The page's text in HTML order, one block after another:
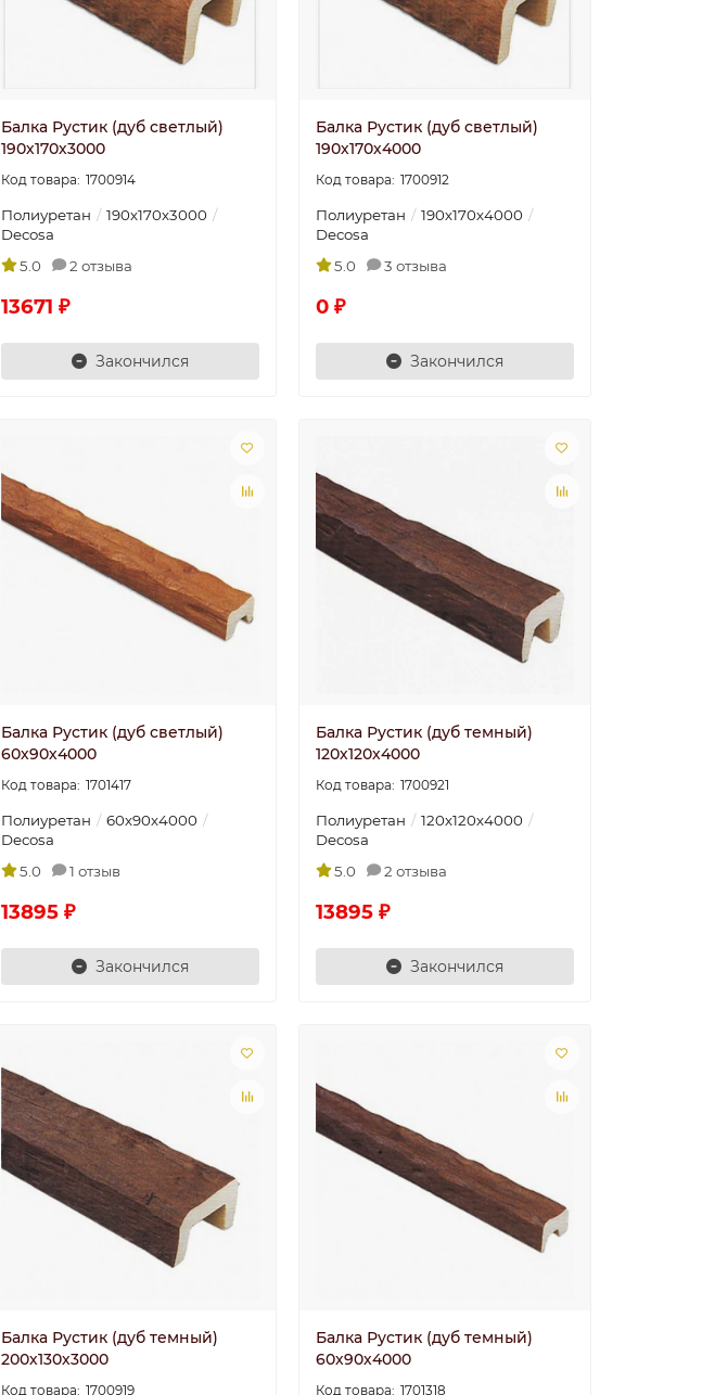
Балка Рустик (дуб светлый)
190х170х3000
1700914
Полиуретан
190х170х3000
Decosa
5.0
2 отзыва
13671 ₽
Закончился
Балка Рустик (дуб светлый)
190х170х4000
1700912
Полиуретан
190х170х4000
Decosa
5.0
3 отзыва
0 ₽
Закончился
Балка Рустик (дуб светлый)
60х90х4000
1701417
Полиуретан
60х90х4000
Decosa
5.0
1 отзыв
13895 ₽
Закончился
Балка Рустик (дуб темный)
120х120х4000
1700921
Полиуретан
120х120х4000
Decosa
5.0
2 отзыва
13895 ₽
Закончился
Балка Рустик (дуб темный)
200х130х3000
1700919
Балка Рустик (дуб темный)
60х90х4000
1701318